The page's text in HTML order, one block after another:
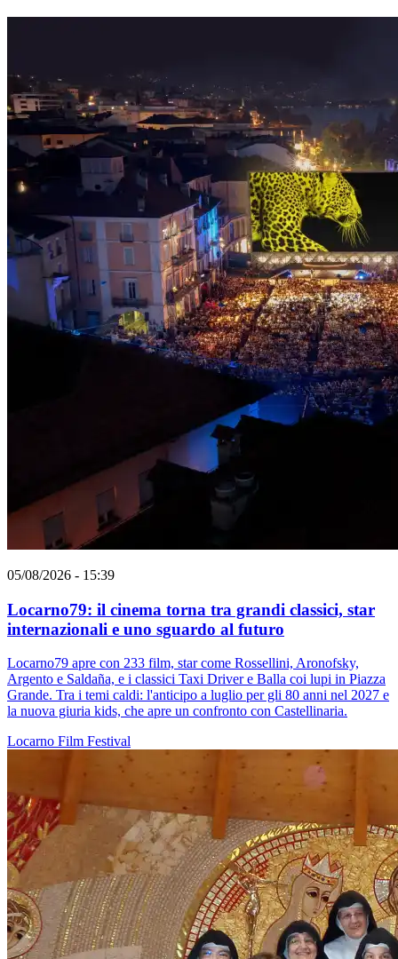
05/08/2026 - 15:39
Locarno79: il cinema torna tra grandi classici, star
internazionali e uno sguardo al futuro
Locarno79 apre con 233 film, star come Rossellini, Aronofsky,
Argento e Saldaña, e i classici Taxi Driver e Balla coi lupi in Piazza
Grande. Tra i temi caldi: l'anticipo a luglio per gli 80 anni nel 2027 e
la nuova giuria kids, che apre un confronto con Castellinaria.
Locarno Film Festival